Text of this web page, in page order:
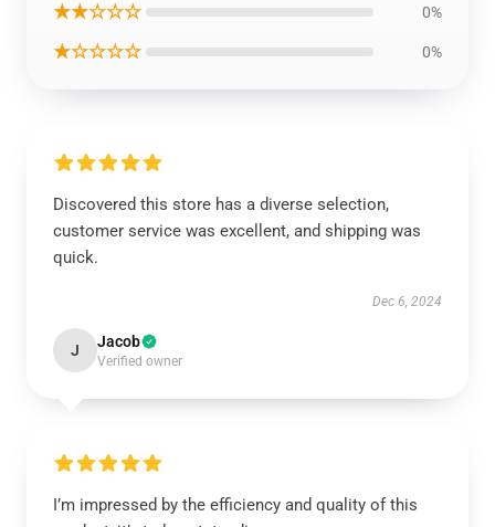
★★☆☆☆ 0%
★☆☆☆☆ 0%
Discovered this store has a diverse selection,
customer service was excellent, and shipping was
quick.
Dec 6, 2024
J Jacob
Verified owner
I’m impressed by the efficiency and quality of this